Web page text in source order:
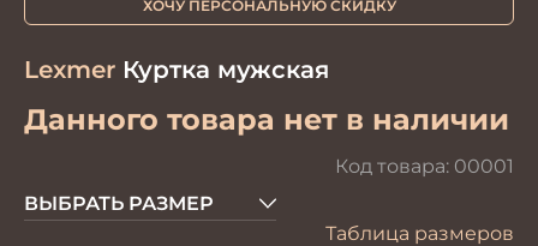
Lexmer Куртка мужская
Данного товара нет в наличии
Код товара: 00001
ХОЧУ ПЕРСОНАЛЬНУЮ СКИДКУ
ВЫБРАТЬ РАЗМЕР
Таблица размеров